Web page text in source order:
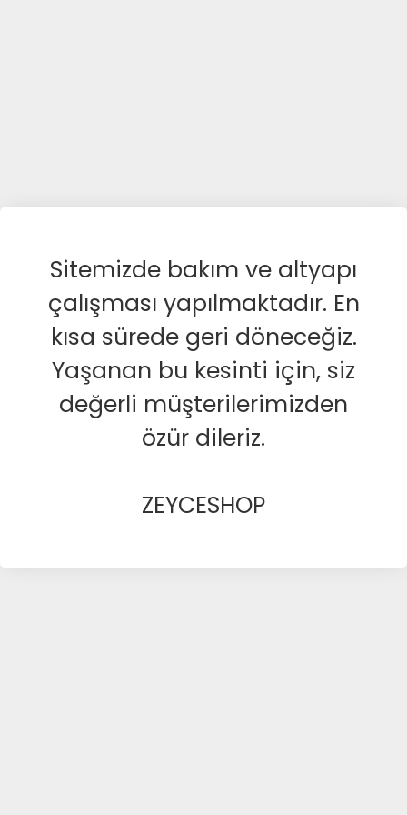
Sitemizde bakım ve altyapı
çalışması yapılmaktadır. En
kısa sürede geri döneceğiz.
Yaşanan bu kesinti için, siz
değerli müşterilerimizden
özür dileriz.
ZEYCESHOP